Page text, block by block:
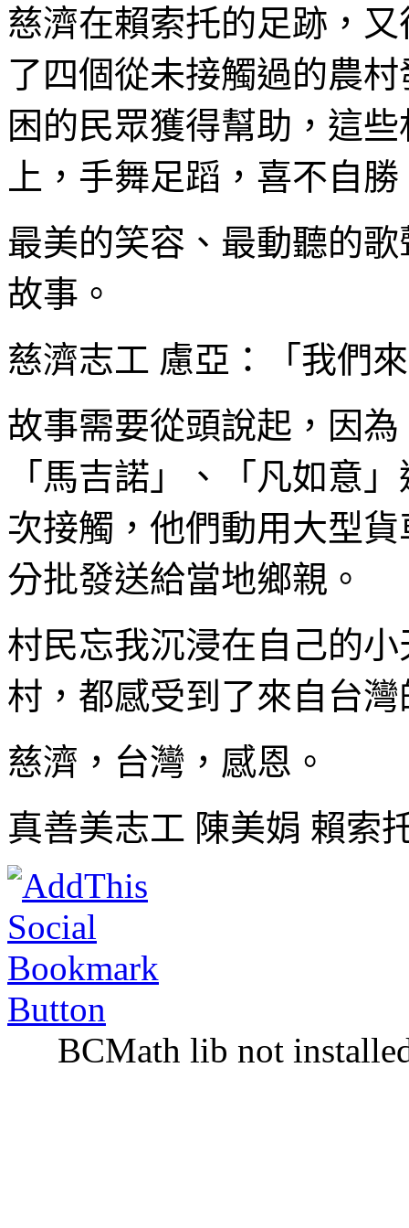
慈濟在賴索托的足跡，
了四個從未接觸過的農
困的民眾獲得幫助，這
上，手舞足蹈，喜不自勝
最美的笑容、最動聽的
故事。
慈濟志工 慮亞：「我們
故事需要從頭說起，因
「馬吉諾」、「凡如意
次接觸，他們動用大型
分批發送給當地鄉親。
村民忘我沉浸在自己的
村，都感受到了來自台
慈濟，台灣，感恩。
真善美志工 陳美娟 賴索
BCMath lib not